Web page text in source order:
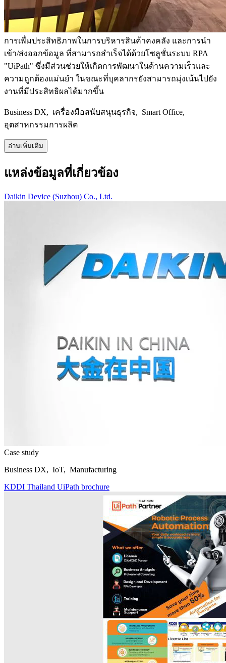
การเพื่มประสิทธิภาพในการบริหารสินค้าคงคลัง และการนำ
เข้า/ส่งออกข้อมูล ที่สามารถสำเร็จได้ด้วยโซลูชั่นระบบ RPA
"UiPath" ซึ่งมีส่วนช่วยให้เกิดการพัฒนาในด้านความเร็วและ
ความถูกต้องแม่นยำ ในขณะที่บุคลากรยังสามารถมุ่งเน้นไปยัง
งานที่มีประสิทธิผลได้มากขึ้น
Business DX, เครื่องมือสนับสนุนธุรกิจ, Smart Office,
อุตสาหกรรมการผลิต
อ่านเพิ่มเติม
แหล่งข้อมูลที่เกี่ยวข้อง
Daikin Device (Suzhou) Co., Ltd.
Case study
Business DX, IoT, Manufacturing
KDDI Thailand UiPath brochure